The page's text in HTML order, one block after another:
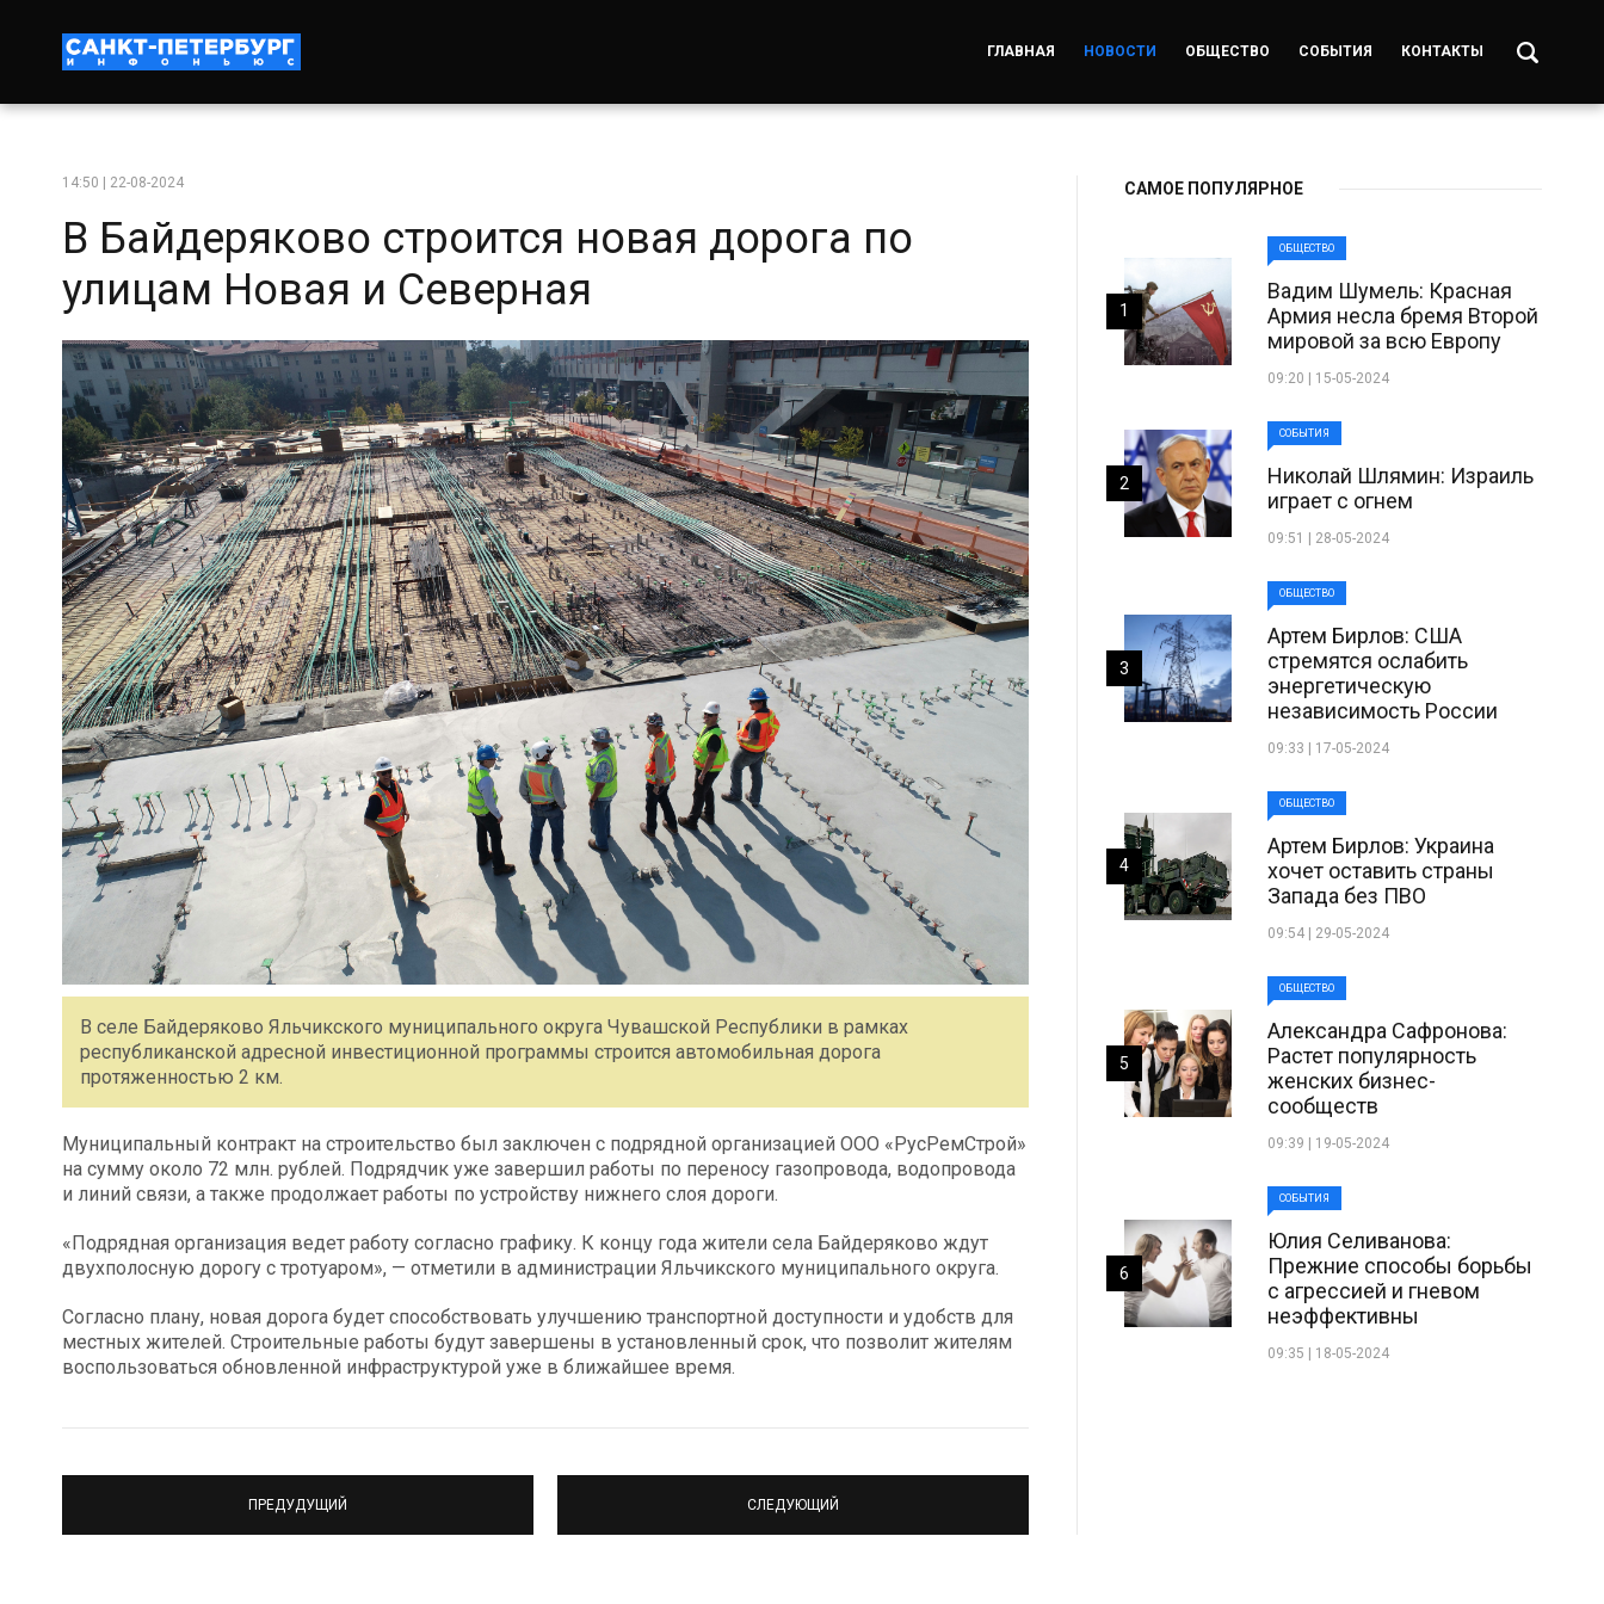
ГЛАВНАЯ НОВОСТИ ОБЩЕСТВО СОБЫТИЯ КОНТАКТЫ
14:50 | 22-08-2024
В Байдеряково строится новая дорога по
улицам Новая и Северная
В селе Байдеряково Яльчикского муниципального округа Чувашской Республики в рамках
республиканской адресной инвестиционной программы строится автомобильная дорога
протяженностью 2 км.
Муниципальный контракт на строительство был заключен с подрядной организацией ООО «РусРемСтрой»
на сумму около 72 млн. рублей. Подрядчик уже завершил работы по переносу газопровода, водопровода
и линий связи, а также продолжает работы по устройству нижнего слоя дороги.
«Подрядная организация ведет работу согласно графику. К концу года жители села Байдеряково ждут
двухполосную дорогу с тротуаром», — отметили в администрации Яльчикского муниципального округа.
Согласно плану, новая дорога будет способствовать улучшению транспортной доступности и удобств для
местных жителей. Строительные работы будут завершены в установленный срок, что позволит жителям
воспользоваться обновленной инфраструктурой уже в ближайшее время.
ПРЕДУДУЩИЙ СЛЕДУЮЩИЙ
САМОЕ ПОПУЛЯРНОЕ
ОБЩЕСТВО
Вадим Шумель: Красная
Армия несла бремя Второй
мировой за всю Европу
09:20 | 15-05-2024
1
СОБЫТИЯ
Николай Шлямин: Израиль
играет с огнем
09:51 | 28-05-2024
2
ОБЩЕСТВО
Артем Бирлов: США
стремятся ослабить
энергетическую
независимость России
09:33 | 17-05-2024
3
ОБЩЕСТВО
Артем Бирлов: Украина
хочет оставить страны
Запада без ПВО
09:54 | 29-05-2024
4
ОБЩЕСТВО
Александра Сафронова:
Растет популярность
женских бизнес-
сообществ
09:39 | 19-05-2024
5
СОБЫТИЯ
Юлия Селиванова:
Прежние способы борьбы
с агрессией и гневом
неэффективны
09:35 | 18-05-2024
6